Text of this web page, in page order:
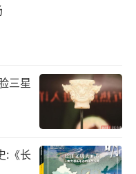
游记》在三打白
占了四回情节，其
花果山寻悟空等多
致。但这段故事
还是黄袍怪与百花
三星
:《长